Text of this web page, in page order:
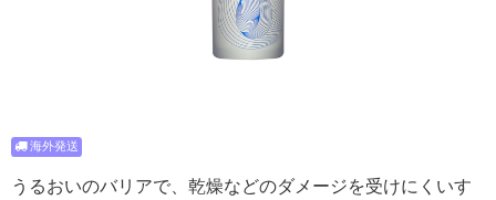
うるおいのバリアで、乾燥などのダメージを受けにくいす